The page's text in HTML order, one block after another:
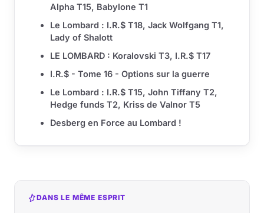
Alpha T15, Babylone T1
Le Lombard : I.R.$ T18, Jack Wolfgang T1,
Lady of Shalott
LE LOMBARD : Koralovski T3, I.R.$ T17
I.R.$ - Tome 16 - Options sur la guerre
Le Lombard : I.R.$ T15, John Tiffany T2,
Hedge funds T2, Kriss de Valnor T5
Desberg en Force au Lombard !
DANS LE MÊME ESPRIT